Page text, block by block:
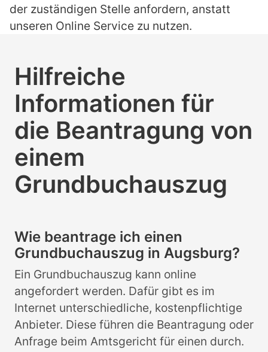
der zuständigen Stelle anfordern, anstatt
unseren Online Service zu nutzen.
Hilfreiche
Informationen für
die Beantragung von
einem
Grundbuchauszug
Wie beantrage ich einen
Grundbuchauszug in Augsburg?
Ein Grundbuchauszug kann online
angefordert werden. Dafür gibt es im
Internet unterschiedliche, kostenpflichtige
Anbieter. Diese führen die Beantragung oder
Anfrage beim Amtsgericht für einen durch.